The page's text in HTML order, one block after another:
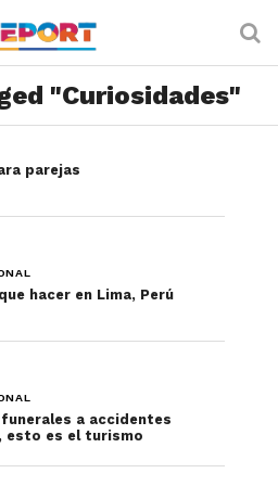
"Curiosidades"
parejas
hacer en Lima, Perú
funerales a accidentes
esto es el turismo